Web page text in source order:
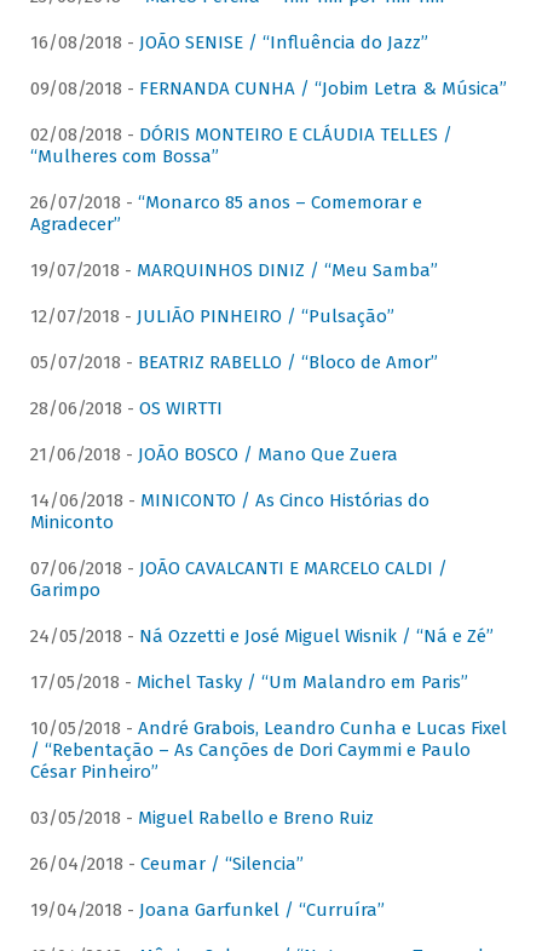
16/08/2018 - JOÃO SENISE / “Influência do Jazz”
09/08/2018 - FERNANDA CUNHA / “Jobim Letra & Música”
02/08/2018 - DÓRIS MONTEIRO E CLÁUDIA TELLES /
“Mulheres com Bossa”
26/07/2018 - “Monarco 85 anos – Comemorar e
Agradecer”
19/07/2018 - MARQUINHOS DINIZ / “Meu Samba”
12/07/2018 - JULIÃO PINHEIRO / “Pulsação”
05/07/2018 - BEATRIZ RABELLO / “Bloco de Amor”
28/06/2018 - OS WIRTTI
21/06/2018 - JOÃO BOSCO / Mano Que Zuera
14/06/2018 - MINICONTO / As Cinco Histórias do
Miniconto
07/06/2018 - JOÃO CAVALCANTI E MARCELO CALDI /
Garimpo
24/05/2018 - Ná Ozzetti e José Miguel Wisnik / “Ná e Zé”
17/05/2018 - Michel Tasky / “Um Malandro em Paris”
10/05/2018 - André Grabois, Leandro Cunha e Lucas Fixel
/ “Rebentação – As Canções de Dori Caymmi e Paulo
César Pinheiro”
03/05/2018 - Miguel Rabello e Breno Ruiz
26/04/2018 - Ceumar / “Silencia”
19/04/2018 - Joana Garfunkel / “Curruíra”